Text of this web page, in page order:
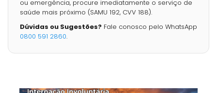
ou emergência, procure imediatamente o serviço de
saúde mais próximo (SAMU 192, CVV 188).
Dúvidas ou Sugestões? Fale conosco pelo WhatsApp
0800 591 2860.